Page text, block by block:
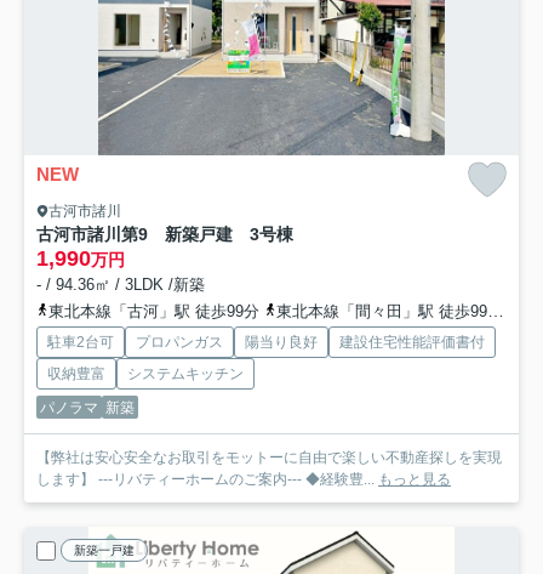
NEW
古河市諸川
古河市諸川第9 新築戸建 3号棟
1,990万円
- / 94.36㎡ / 3LDK /新築
東北本線「古河」駅 徒歩99分
東北本線「間々田」駅 徒歩99分
駐車2台可 プロパンガス 陽当り良好
建設住宅性能評価書付
収納豊富
システムキッチン
パノラマ 新築
【弊社は安心安全なお取引をモットーに自由で楽しい不動産探しを実現
します】 ---リバティーホームのご案内--- ◆経験豊... もっと見る
新築一戸建